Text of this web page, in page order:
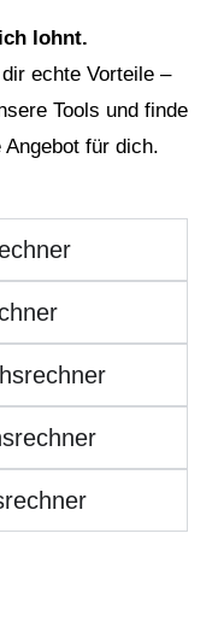
lohnt.
echte Vorteile –
Tools und finde
für dich.